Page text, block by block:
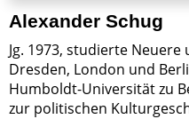
Alexander Schug
Jg. 1973, studierte
Dresden, London und
Humboldt-Universität zu
zur politischen